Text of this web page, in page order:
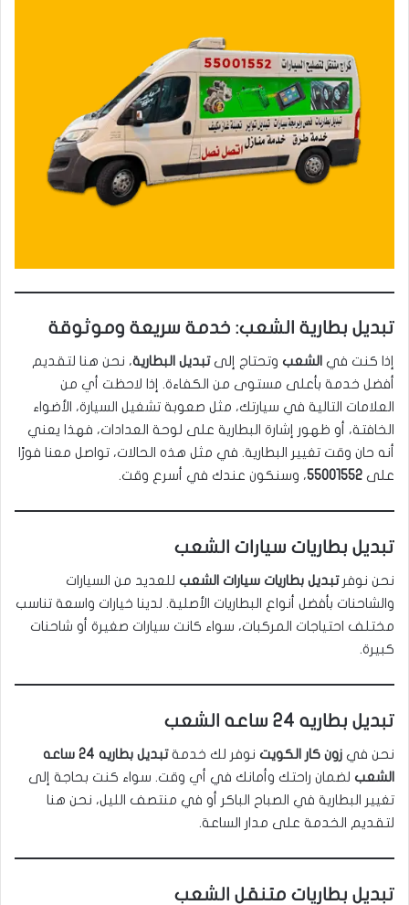
تبديل بطارية الشعب: خدمة سريعة وموثوقة
إذا كنت في الشعب وتحتاج إلىتبديل البطارية، نحن هنا لتقديم
أفضل خدمة بأعلى مستوى من الكفاءة. إذا لاحظت أي من
العلامات التالية في سيارتك، مثل صعوبة تشغيل السيارة، الأضواء
الخافتة، أو ظهور إشارة البطارية على لوحة العدادات، فهذا يعني
أنه حان وقت تغيير البطارية. في مثل هذه الحالات، تواصل معنا فورًا
على 55001552، وسنكون عندك في أسرع وقت.
تبديل بطاريات سيارات الشعب
نحن نوفرتبديل بطاريات سيارات الشعب للعديد من السيارات
والشاحنات بأفضل أنواع البطاريات الأصلية. لدينا خيارات واسعة تناسب
مختلف احتياجات المركبات، سواء كانت سيارات صغيرة أو شاحنات
كبيرة.
تبديل بطاريه 24 ساعه الشعب
نحن في زون كار الكويت نوفر لك خدمة
تبديل بطاريه 24 ساعه
الشعب لضمان راحتك وأمانك في أي وقت. سواء كنت بحاجة إلى
تغيير البطارية في الصباح الباكر أو في منتصف الليل، نحن هنا
لتقديم الخدمة على مدار الساعة.
تبديل بطاريات متنقل الشعب